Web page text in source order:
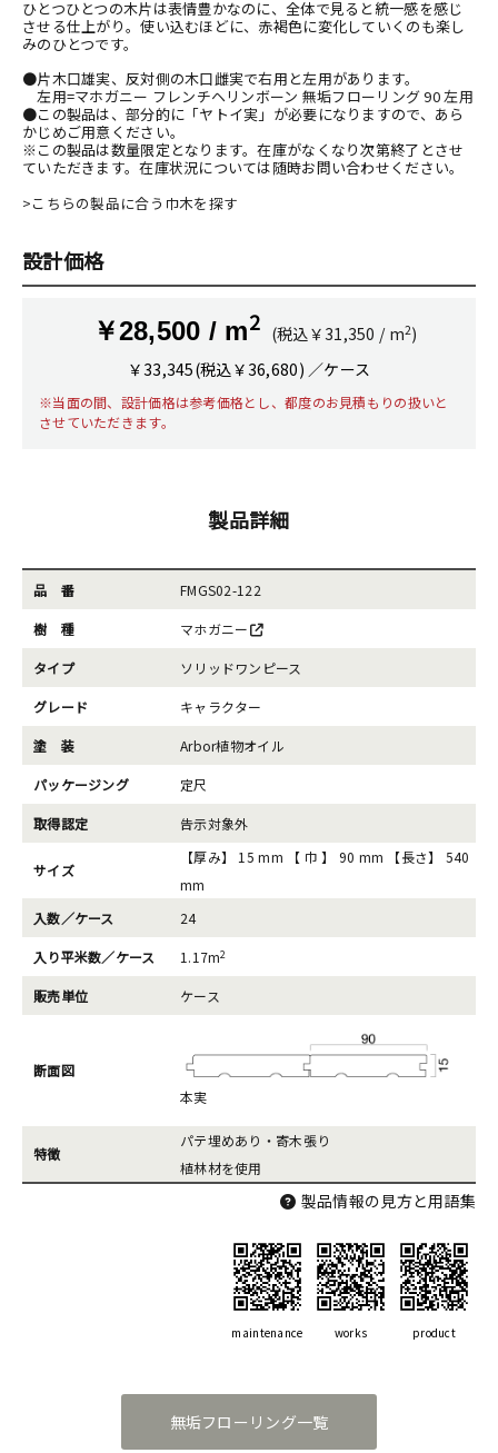
ひとつひとつの木片は表情豊かなのに、全体で見ると統一感を感じ
させる仕上がり。使い込むほどに、赤褐色に変化していくのも楽し
みのひとつです。
●片木口雄実、反対側の木口雌実で右用と左用があります。
左用=マホガニー フレンチヘリンボーン 無垢フローリング 90 左用
●この製品は、部分的に「ヤトイ実」が必要になりますので、あら
かじめご用意ください。
※この製品は数量限定となります。在庫がなくなり次第終了とさせ
ていただきます。在庫状況については随時お問い合わせください。
>こちらの製品に合う巾木を探す
設計価格
￥28,500 / m2 (税込￥31,350 / m2)
￥33,345(税込￥36,680) ／ケース
※当面の間、設計価格は参考価格とし、都度のお見積もりの扱いと
させていただきます。
製品詳細
品 番 FMGS02-122
樹 種 マホガニー
タイプ ソリッドワンピース
グレード キャラクター
塗 装 Arbor植物オイル
パッケージング 定尺
取得認定 告示対象外
サイズ
【厚み】 15 mm 【 巾 】 90 mm 【長さ】 540
mm
入数／ケース
24
入り平米数／ケース 1.17m2
販売単位 ケース
断面図
本実
特徴
パテ埋めあり・寄木張り
植林材を使用
製品情報の見方と用語集
maintenance works product
無垢フローリング一覧